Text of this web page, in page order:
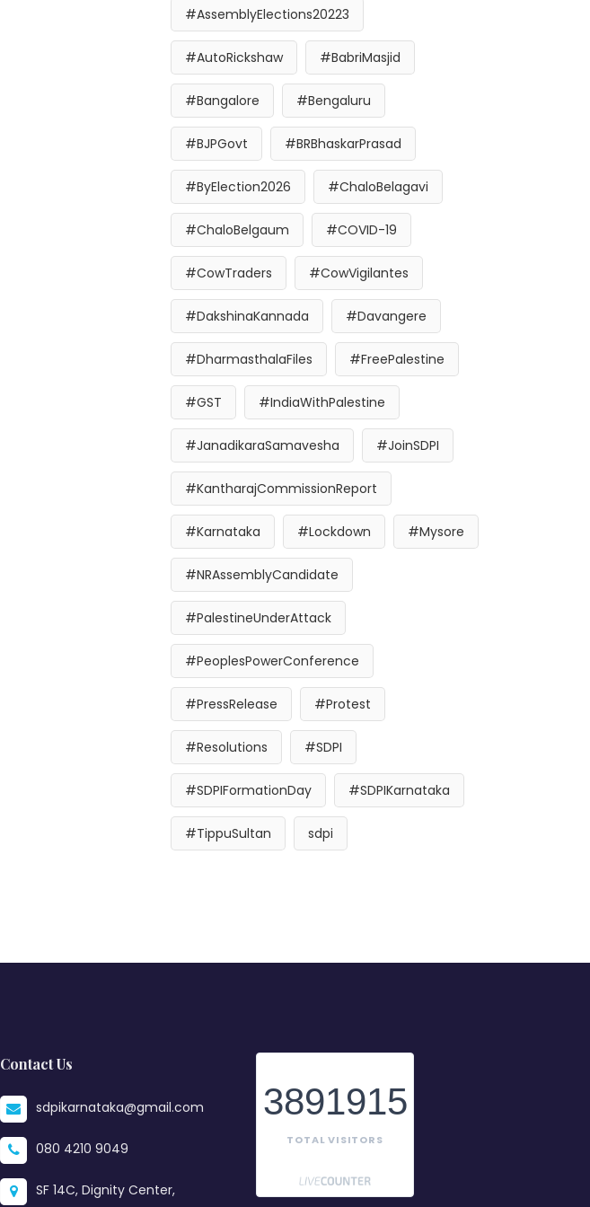
#AssemblyElections20223
#AutoRickshaw #BabriMasjid
#Bangalore #Bengaluru
#BJPGovt #BRBhaskarPrasad
#ByElection2026 #ChaloBelagavi
#ChaloBelgaum #COVID-19
#CowTraders #CowVigilantes
#DakshinaKannada #Davangere
#DharmasthalaFiles #FreePalestine
#GST #IndiaWithPalestine
#JanadikaraSamavesha #JoinSDPI
#KantharajCommissionReport
#Karnataka #Lockdown #Mysore
#NRAssemblyCandidate
#PalestineUnderAttack
#PeoplesPowerConference
#PressRelease #Protest
#Resolutions #SDPI
#SDPIFormationDay #SDPIKarnataka
#TippuSultan sdpi
Contact Us
sdpikarnataka@gmail.com
080 4210 9049
SF 14C, Dignity Center,
3891915
TOTAL VISITORS